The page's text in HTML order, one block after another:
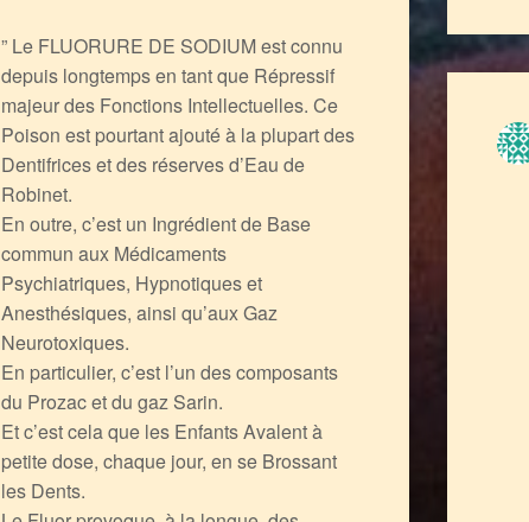
” Le FLUORURE DE SODIUM est connu
depuis longtemps en tant que Répressif
majeur des Fonctions Intellectuelles. Ce
Poison est pourtant ajouté à la plupart des
Dentifrices et des réserves d’Eau de
Robinet.
En outre, c’est un Ingrédient de Base
commun aux Médicaments
Psychiatriques, Hypnotiques et
Anesthésiques, ainsi qu’aux Gaz
Neurotoxiques.
En particulier, c’est l’un des composants
du Prozac et du gaz Sarin.
Et c’est cela que les Enfants Avalent à
petite dose, chaque jour, en se Brossant
les Dents.